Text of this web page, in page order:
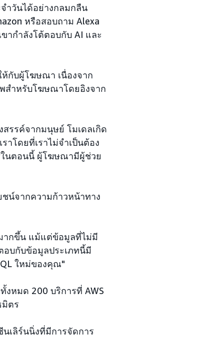
ำวันได้อย่างกลมกลืน
หรือสอบถาม Alexa
ากำลังโต้ตอบกับ AI และ
ห้กับผู้โฆษณา เนื่องจาก
พสำหรับโฆษณาโดยอิงจาก
รรค์จากมนุษย์ โมเดลเกิด
าโดยที่เราไม่จำเป็นต้อง
"ในตอนนี้ ผู้โฆษณามีผู้ช่วย
ชน์จากความก้าวหน้าทาง
ากขึ้น แม้แต่ข้อมูลที่ไม่มี
อบกับข้อมูลประเภทนี้มี
ใหม่ของคุณ"
งหมด 200 บริการที่ AWS
ตร
นเลิร์นนิ่งที่มีการจัดการ